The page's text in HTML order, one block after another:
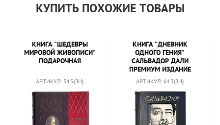
КУПИТЬ ПОХОЖИЕ ТОВАРЫ
КНИГА "ШЕДЕВРЫ
МИРОВОЙ ЖИВОПИСИ"
ПОДАРОЧНАЯ
АРТИКУЛ: 515(ЗН)
КНИГА "ДНЕВНИК
ОДНОГО ГЕНИЯ"
САЛЬВАДОР ДАЛИ
ПРЕМИУМ ИЗДАНИЕ
АРТИКУЛ: 613(ЗН)